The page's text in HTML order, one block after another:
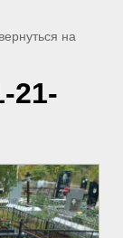
на
21-